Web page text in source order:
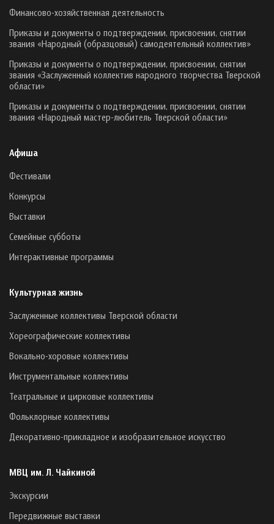
Финансово-хозяйственная деятельность
Приказы и документы о подтверждении, присвоении, снятии
звания «Народный (образцовый) самодеятельный коллектив»
Приказы и документы о подтверждении, присвоении, снятии
звания «Заслуженный коллектив народного творчества Тверской
области»
Приказы и документы о подтверждении, присвоении, снятии
звания «Народный мастер-любитель Тверской области»
Афиша
Фестивали
Конкурсы
Выставки
Семейные субботы
Интерактивные программы
Культурная жизнь
Заслуженные коллективы Тверской области
Хореографические коллективы
Вокально-хоровые коллективы
Инструментальные коллективы
Театральные и цирковые коллективы
Фольклорные коллективы
Декоративно-прикладное и изобразительное искусство
МВЦ им. Л. Чайкиной
Экскурсии
Передвижные выставки